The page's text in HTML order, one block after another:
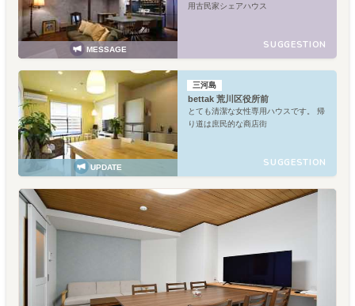
MESSAGE
用古民家シェアハウス
SUGGESTION
UPDATE
三河島
bettak 荒川区役所前
とても清潔な女性専用ハウスです。 帰
り道は庶民的な商店街
SUGGESTION